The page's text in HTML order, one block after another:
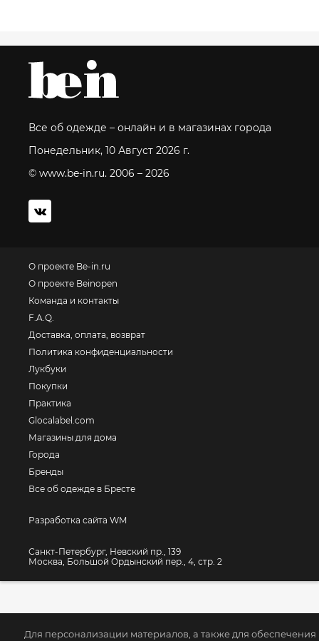
Для персонализации материалов, а также для обеспечения
Все об одежде – онлайн и в магазинах города
Понедельник, 10 Август 2026 г.
© www.be-in.ru. 2006 – 2026
О проекте Be-in.ru
О проекте Beinopen
Команда и контакты
F.A.Q.
Доставка, оплата, возврат
Политика конфиденциальности
Лукбуки
Покупки
Практика
Glocalabel.com
Магазины для дома
Города
Бренды
Все об одежде в Бресте
Разработка сайта WM
Санкт-Петербург, Невский пр., 139
Москва, Большой Ордынский пер., 4, стр. 2